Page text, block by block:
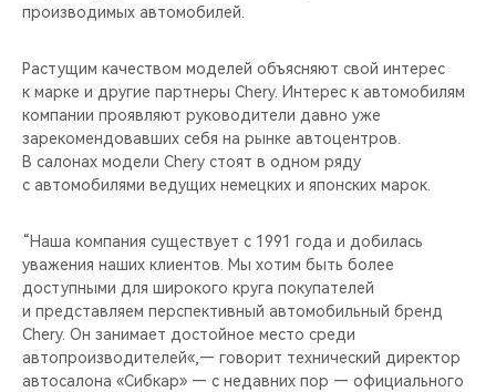
производимых автомобилей.
Растущим качеством моделей объясняют свой интерес
к марке и другие партнеры Chery. Интерес к автомобилям
компании проявляют руководители давно уже
зарекомендовавших себя на рынке автоцентров.
В салонах модели Chery стоят в одном ряду
с автомобилями ведущих немецких и японских марок.
“Наша компания существует с 1991 года и добилась
уважения наших клиентов. Мы хотим быть более
доступными для широкого круга покупателей
и представляем перспективный автомобильный бренд
Chery. Он занимает достойное место среди
автопроизводителей«,— говорит технический директор
автосалона «Сибкар» — с недавних пор — официального